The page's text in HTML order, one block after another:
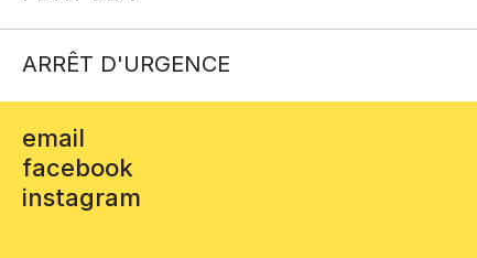
ARRÊT D'URGENCE
email
facebook
instagram